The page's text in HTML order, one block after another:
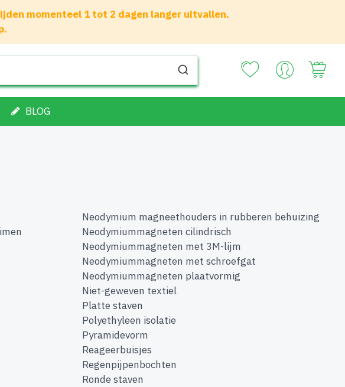
momenteel 1 tot 2 dagen langer uitvallen.
BLOG
Neodymium magneethouders in rubberen behuizing
Neodymiummagneten cilindrisch
Neodymiummagneten met 3M-lijm
Neodymiummagneten met schroefgat
Neodymiummagneten plaatvormig
Niet-geweven textiel
Platte staven
Polyethyleen isolatie
Pyramidevorm
Reageerbuisjes
Regenpijpenbochten
Ronde staven